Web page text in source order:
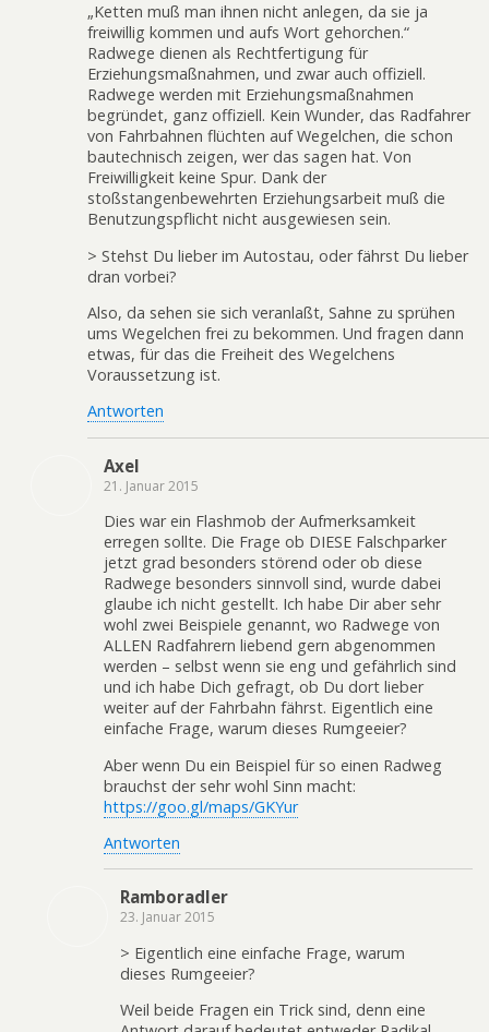
„Ketten muß man ihnen nicht anlegen, da sie ja
freiwillig kommen und aufs Wort gehorchen.“
Radwege dienen als Rechtfertigung für
Erziehungsmaßnahmen, und zwar auch offiziell.
Radwege werden mit Erziehungsmaßnahmen
begründet, ganz offiziell. Kein Wunder, das Radfahrer
von Fahrbahnen flüchten auf Wegelchen, die schon
bautechnisch zeigen, wer das sagen hat. Von
Freiwilligkeit keine Spur. Dank der
stoßstangenbewehrten Erziehungsarbeit muß die
Benutzungspflicht nicht ausgewiesen sein.
> Stehst Du lieber im Autostau, oder fährst Du lieber
dran vorbei?
Also, da sehen sie sich veranlaßt, Sahne zu sprühen
ums Wegelchen frei zu bekommen. Und fragen dann
etwas, für das die Freiheit des Wegelchens
Voraussetzung ist.
Antworten
Axel
21. Januar 2015
Dies war ein Flashmob der Aufmerksamkeit
erregen sollte. Die Frage ob DIESE Falschparker
jetzt grad besonders störend oder ob diese
Radwege besonders sinnvoll sind, wurde dabei
glaube ich nicht gestellt. Ich habe Dir aber sehr
wohl zwei Beispiele genannt, wo Radwege von
ALLEN Radfahrern liebend gern abgenommen
werden – selbst wenn sie eng und gefährlich sind
und ich habe Dich gefragt, ob Du dort lieber
weiter auf der Fahrbahn fährst. Eigentlich eine
einfache Frage, warum dieses Rumgeeier?
Aber wenn Du ein Beispiel für so einen Radweg
brauchst der sehr wohl Sinn macht:
https://goo.gl/maps/GKYur
Antworten
Ramboradler
23. Januar 2015
> Eigentlich eine einfache Frage, warum
dieses Rumgeeier?
Weil beide Fragen ein Trick sind, denn eine